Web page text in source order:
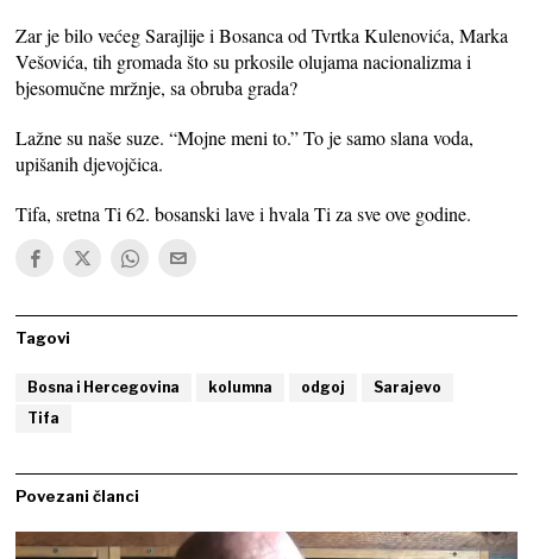
Zar je bilo većeg Sarajlije i Bosanca od Tvrtka Kulenovića, Marka
Vešovića, tih gromada što su prkosile olujama nacionalizma i
bjesomučne mržnje, sa obruba grada?
Lažne su naše suze. “Mojne meni to.” To je samo slana voda,
upišanih djevojčica.
Tifa, sretna Ti 62. bosanski lave i hvala Ti za sve ove godine.
Tagovi
Bosna i Hercegovina kolumna odgoj
Sarajevo
Tifa
Povezani članci